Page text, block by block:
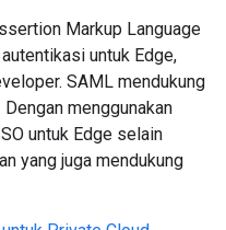
Markup Language
untuk Edge,
SAML mendukung
menggunakan
untuk Edge selain
yang juga mendukung